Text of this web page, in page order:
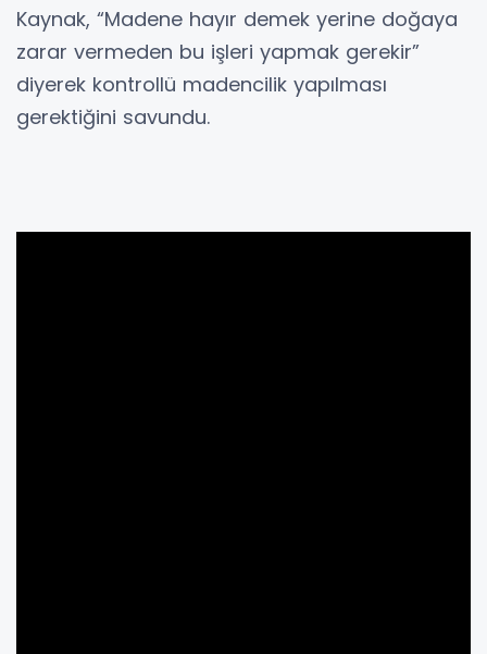
Kaynak, “Madene hayır demek yerine doğaya
zarar vermeden bu işleri yapmak gerekir”
diyerek kontrollü madencilik yapılması
gerektiğini savundu.